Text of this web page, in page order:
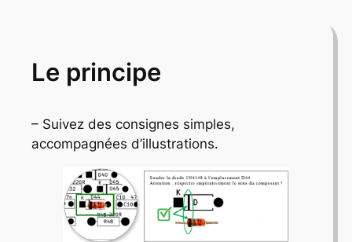
Le principe
– Suivez des consignes simples,
accompagnées d’illustrations.